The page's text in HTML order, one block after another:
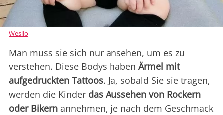
Weslio
Man muss sie sich nur ansehen, um es zu
verstehen. Diese Bodys haben Ärmel mit
aufgedruckten Tattoos. Ja, sobald Sie sie tragen,
werden die Kinder das Aussehen von Rockern
oder Bikern annehmen, je nach dem Geschmack